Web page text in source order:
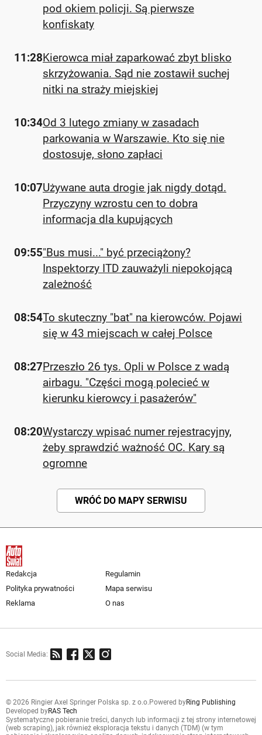
pod okiem policji. Są pierwsze
konfiskaty
11:28Kierowca miał zaparkować zbyt blisko
skrzyżowania. Sąd nie zostawił suchej
nitki na straży miejskiej
10:34Od 3 lutego zmiany w zasadach
parkowania w Warszawie. Kto się nie
dostosuje, słono zapłaci
10:07Używane auta drogie jak nigdy dotąd.
Przyczyny wzrostu cen to dobra
informacja dla kupujących
09:55"Bus musi..." być przeciążony?
Inspektorzy ITD zauważyli niepokojącą
zależność
08:54To skuteczny "bat" na kierowców. Pojawi
się w 43 miejscach w całej Polsce
08:27Przeszło 26 tys. Opli w Polsce z wadą
airbagu. "Części mogą polecieć w
kierunku kierowcy i pasażerów"
08:20Wystarczy wpisać numer rejestracyjny,
żeby sprawdzić ważność OC. Kary są
ogromne
WRÓĆ DO MAPY SERWISU
Redakcja
Regulamin
Polityka prywatności
Mapa serwisu
Reklama
O nas
Social Media:
© 2026 Ringier Axel Springer Polska sp. z o.o. Powered byRing Publishing
Developed byRAS Tech
Systematyczne pobieranie treści, danych lub informacji z tej strony internetowej
(web scraping), jak również eksploracja tekstu i danych (TDM) (w tym